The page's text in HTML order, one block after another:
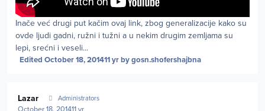
Inače već drugi put kačim ovaj link, zbog generalizacije kako su
ovde ljudi gadni, ružni i tužni a u nekim drugim zemljama su
lepi, srećni i veseli...
Edited October 18, 201411 yrby gosn.shofershajbna
Lazar Administrators